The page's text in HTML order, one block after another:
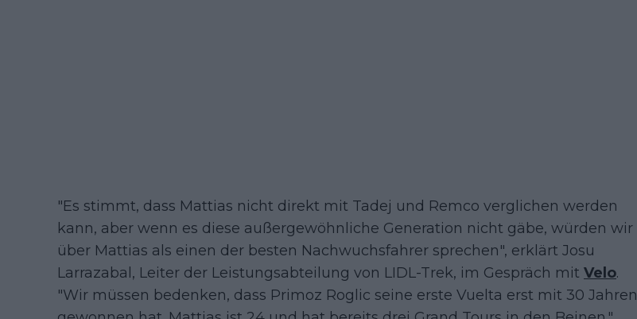
"Es stimmt, dass Mattias nicht direkt mit Tadej und Remco verglichen werden
kann, aber wenn es diese außergewöhnliche Generation nicht gäbe, würden wir
über Mattias als einen der besten Nachwuchsfahrer sprechen", erklärt Josu
Larrazabal, Leiter der Leistungsabteilung von LIDL-Trek, im Gespräch mit Velo.
"Wir müssen bedenken, dass Primoz Roglic seine erste Vuelta erst mit 30 Jahren